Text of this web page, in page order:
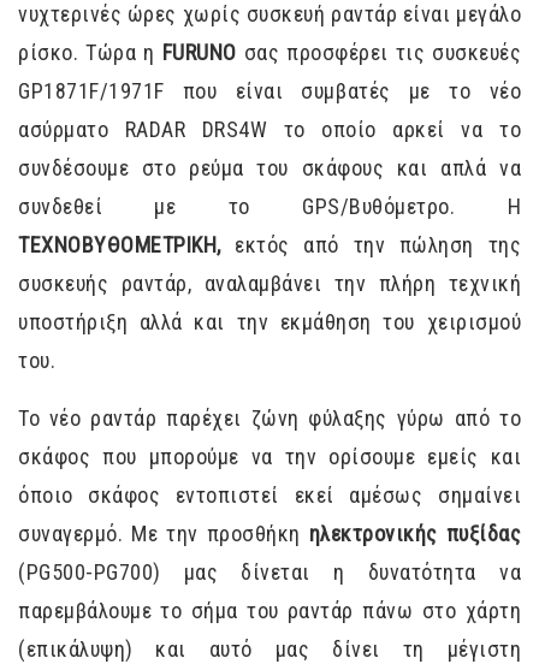
νυχτερινές ώρες χωρίς συσκευή ραντάρ είναι μεγάλο
ρίσκο. Τώρα η FURUNO σας προσφέρει τις συσκευές
GP1871F/1971F που είναι συμβατές με το νέο
ασύρματο RADAR DRS4W το οποίο αρκεί να το
συνδέσουμε στο ρεύμα του σκάφους και απλά να
συνδεθεί με το GPS/Βυθόμετρο. Η
ΤΕΧΝΟΒΥΘΟΜΕΤΡΙΚΗ, εκτός από την πώληση της
συσκευής ραντάρ, αναλαμβάνει την πλήρη τεχνική
υποστήριξη αλλά και την εκμάθηση του χειρισμού
του.
Το νέο ραντάρ παρέχει ζώνη φύλαξης γύρω από το
σκάφος που μπορούμε να την ορίσουμε εμείς και
όποιο σκάφος εντοπιστεί εκεί αμέσως σημαίνει
συναγερμό. Με την προσθήκη ηλεκτρονικής πυξίδας
(PG500-PG700) μας δίνεται η δυνατότητα να
παρεμβάλουμε το σήμα του ραντάρ πάνω στο χάρτη
(επικάλυψη) και αυτό μας δίνει τη μέγιστη